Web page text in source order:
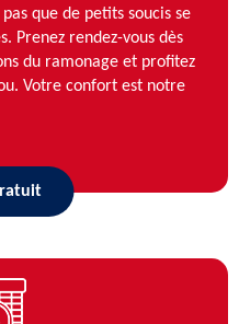
que de petits soucis se
Prenez rendez-vous dès
du ramonage et profitez
Votre confort est notre